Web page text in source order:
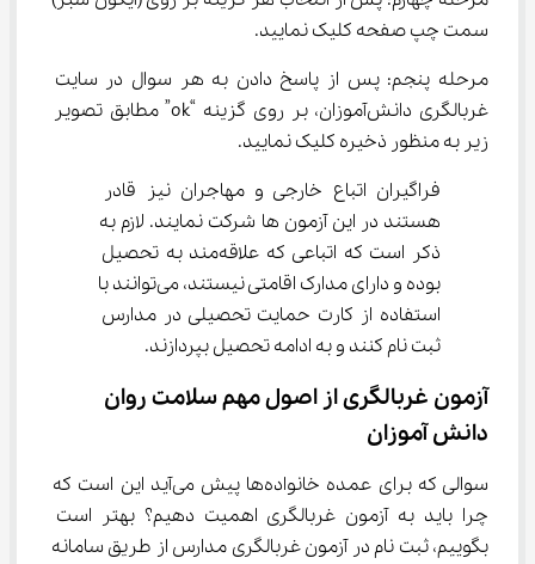
سمت چپ صفحه کلیک نمایید.
مرحله پنجم: پس از پاسخ دادن به هر سوال در سایت
غربالگری دانش‌آموزان، بر روی گزینه “ok” مطابق تصویر
زیر به منظور ذخیره کلیک نمایید.
فراگیران اتباع خارجی و مهاجران نیز قادر
هستند در این آزمون ها شرکت نمایند. لازم به
ذکر است که اتباعی که علاقه‌مند به تحصیل
بوده و دارای مدارک اقامتی نیستند، می‌توانند با
استفاده از کارت حمایت تحصیلی در مدارس
ثبت ‌نام کنند و به ادامه تحصیل بپردازند.
آزمون غربالگری از اصول مهم سلامت روان
دانش آموزان
سوالی که برای عمده خانواده‌ها پیش می‌آید این است که
چرا باید به آزمون غربالگری اهمیت دهیم؟ بهتر است
بگوییم، ثبت نام در آزمون غربالگری مدارس از طریق سامانه